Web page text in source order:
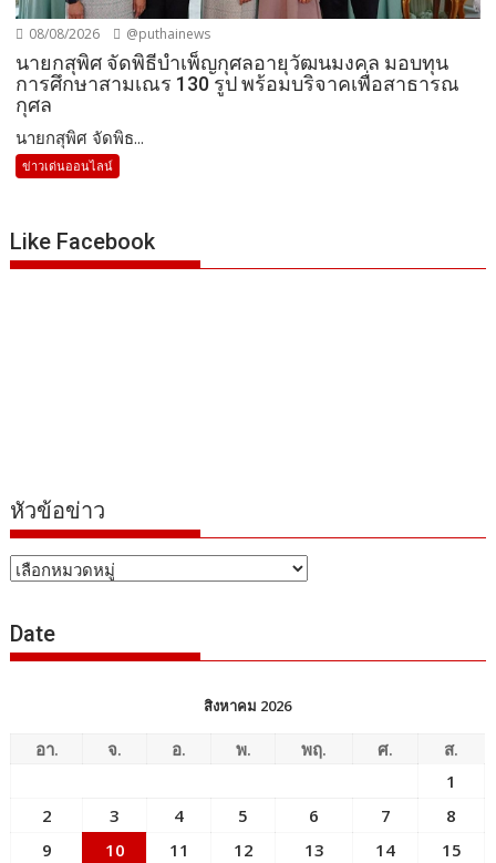
08/08/2026 @puthainews
นายกสุพิศ จัดพิธีบำเพ็ญกุศลอายุวัฒนมงคล มอบทุน
การศึกษาสามเณร 130 รูป พร้อมบริจาคเพื่อสาธารณ
กุศล
นายกสุพิศ จัดพิธ...
ข่าวเด่นออนไลน์
Like Facebook
หัวข้อข่าว
หัวข้อ
Date
สิงหาคม 2026
อา. จ. อ. พ. พฤ. ศ.
ส.
1
2
3 4 5 6 7
8
9
10 11 12 13 14
15